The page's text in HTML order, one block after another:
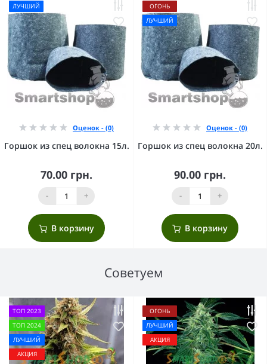
ЛУЧШИЙ
Оценок - (0)
Горшок из спец волокна 15л.
70.00 грн.
- +
В корзину
ОГОНЬ
ЛУЧШИЙ
Оценок - (0)
Горшок из спец волокна 20л.
90.00 грн.
- +
В корзину
Советуем
ТОП 2023
ТОП 2024
ЛУЧШИЙ
АКЦИЯ
ОГОНЬ
ЛУЧШИЙ
АКЦИЯ